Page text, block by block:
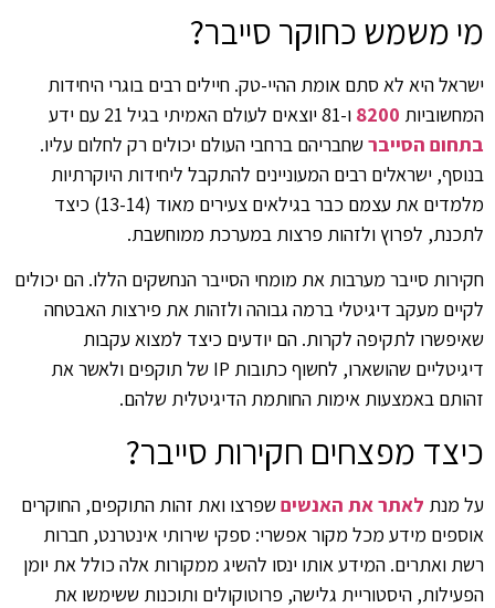
מי משמש כחוקר סייבר?
ישראל היא לא סתם אומת ההיי-טק. חיילים רבים בוגרי היחידות
המחשוביות 8200 ו-81 יוצאים לעולם האמיתי בגיל 21 עם ידע
בתחום הסייברשחבריהם ברחבי העולם יכולים רק לחלום עליו.
בנוסף, ישראלים רבים המעוניינים להתקבל ליחידות היוקרתיות
מלמדים את עצמם כבר בגילאים צעירים מאוד (13-14) כיצד
לתכנת, לפרוץ ולזהות פרצות במערכת ממוחשבת.
חקירות סייבר מערבות את מומחי הסייבר הנחשקים הללו. הם יכולים
לקיים מעקב דיגיטלי ברמה גבוהה ולזהות את פירצות האבטחה
שאיפשרו לתקיפה לקרות. הם יודעים כיצד למצוא עקבות
דיגיטליים שהושארו, לחשוף כתובות IP של תוקפים ולאשר את
זהותם באמצעות אימות החותמת הדיגיטלית שלהם.
כיצד מפצחים חקירות סייבר?
על מנת לאתר את האנשיםשפרצו ואת זהות התוקפים, החוקרים
אוספים מידע מכל מקור אפשרי: ספקי שירותי אינטרנט, חברות
רשת ואתרים. המידע אותו ינסו להשיג ממקורות אלה כולל את יומן
הפעילות, היסטוריית גלישה, פרוטוקולים ותוכנות ששימשו את